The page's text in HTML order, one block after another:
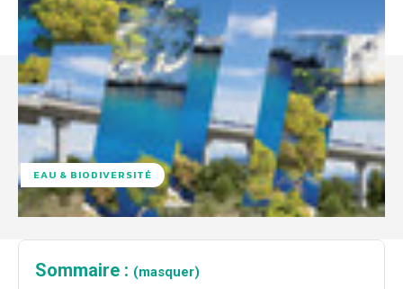
EAU & BIODIVERSITÉ
Sommaire : (masquer)